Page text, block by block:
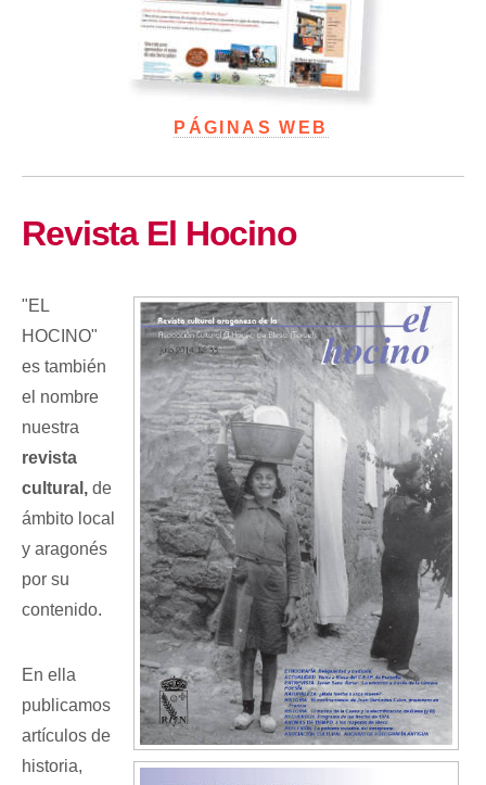
PÁGINAS WEB
Revista El Hocino
"EL
HOCINO"
es también
el nombre
nuestra
revista
cultural, de
ámbito local
y aragonés
por su
contenido.
En ella
publicamos
artículos de
historia,